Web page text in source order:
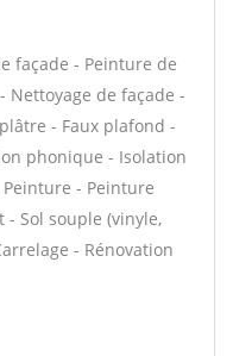
façade - Peinture de
de façade -
- Faux plafond -
phonique - Isolation
- Peinture
Sol souple (vinyle,
- Rénovation